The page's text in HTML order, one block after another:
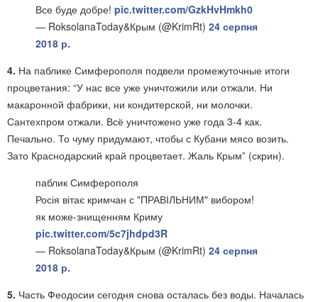
Все буде добре! pic.twitter.com/GzkHvHmkh0
— RoksolanaToday&Крым (@KrimRt) 24 серпня
2018 р.
4. На паблике Симферополя подвели промежуточные итоги
процветания: “У нас все уже уничтожили или отжали. Ни
макаронной фабрики, ни кондитерской, ни молочки.
Сантехпром отжали. Всё уничтожено уже года 3-4 как.
Печально. То чуму придумают, чтобы с Кубани мясо возить.
Зато Краснодарский край процветает. Жаль Крым” (скрин).
паблик Симферополя
Росія вітає кримчан с "ПРАВІЛЬНИМ" вибором!
як може-знищенням Криму
pic.twitter.com/5c7jhdpd3R
— RoksolanaToday&Крым (@KrimRt) 24 серпня
2018 р.
5. Часть Феодосии сегодня снова осталась без воды. Началась